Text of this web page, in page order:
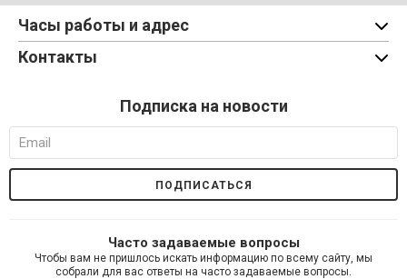
Часы работы и адрес
Контакты
Подписка на новости
Часто задаваемые вопросы
Чтобы вам не пришлось искать информацию по всему сайту, мы
собрали для вас ответы на часто задаваемые вопросы.